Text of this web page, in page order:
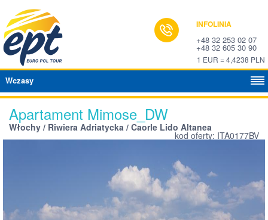
INFOLINIA
+48 32 253 02 07
+48 32 605 30 90
1 EUR = 4,4238 PLN
Wczasy
Apartament Mimose_DW
Włochy / Riwiera Adriatycka / Caorle Lido Altanea
kod oferty: ITA0177BV